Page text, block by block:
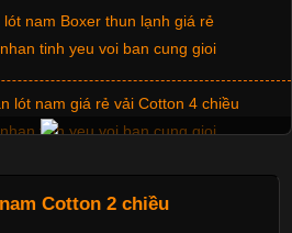
Co Giãn Được Ưa Chuộng Trong
thời trang hiện đại, các loại vải có
được ưa chuộng nhằm mang lại
mặc. Trong đó, vải Lycra là một
nhờ độ đàn hồi cao,
nam Boxer thun lạnh giá rẻ
lót nam giá rẻ vải Cotton 4 chiều
Cotton 2 chiều